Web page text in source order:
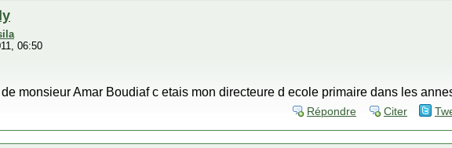
06:50
monsieur Amar Boudiaf c etais mon directeure d ecole primaire dans les
Répondre Citer